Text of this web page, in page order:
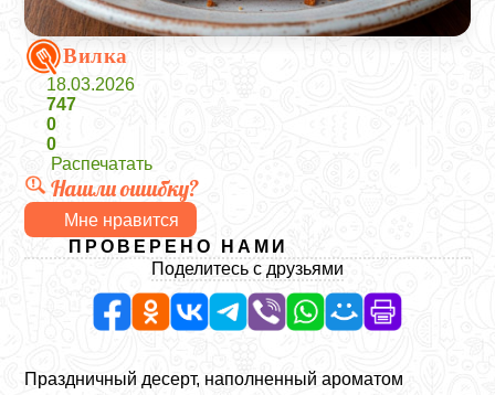
Вилка
18.03.2026
747
0
0
Распечатать
Нашли ошибку?
Мне нравится
ПРОВЕРЕНО НАМИ
Поделитесь с друзьями
Праздничный десерт, наполненный ароматом